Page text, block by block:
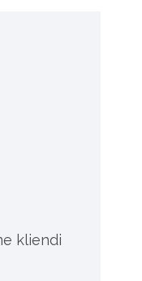
kliendi